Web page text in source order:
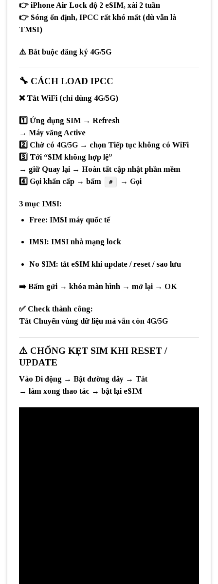
👉 iPhone Air Lock độ 2 eSIM, xài 2 tuần
👉 Sóng ổn định, IPCC rất khó mất (dù vẫn là
TMSI)
⚠️ Bắt buộc đăng ký 4G/5G
🔧 CÁCH LOAD IPCC
❌ Tắt WiFi (chỉ dùng 4G/5G)
1️⃣ Ứng dụng SIM → Refresh
→ Máy văng Active
2️⃣ Chờ có 4G/5G → chọn Tiếp tục không có WiFi
3️⃣ Tới “SIM không hợp lệ”
→ giữ Quay lại → Hoàn tất cập nhật phần mềm
4️⃣ Gọi khẩn cấp → bấm # → Gọi
3 mục IMSI:
Free: IMSI máy quốc tế
IMSI: IMSI nhà mạng lock
No SIM: tắt eSIM khi update / reset / sao lưu
➡️ Bấm gửi → khóa màn hình → mở lại → OK
✅ Check thành công:
Tắt Chuyển vùng dữ liệu mà vẫn còn 4G/5G
⚠️ CHỐNG KẸT SIM KHI RESET /
UPDATE
Vào Di động → Bật đường dây → Tắt
→ làm xong thao tác → bật lại eSIM